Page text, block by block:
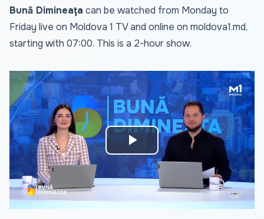
Bună Dimineaţa can be watched from Monday to
Friday live on Moldova 1 TV and online on moldova1.md,
starting with 07:00. This is a 2-hour show.
Play
Video